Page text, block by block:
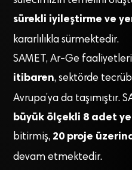
sürekli iyileştirme ve
kararlılıkla sürmektedir.
SAMET, Ar-Ge
itibaren, sektörde
Avrupa’ya da taşımıştır.
büyük ölçekli 8 adet
bitirmiş, 20 proje
devam etmektedir.